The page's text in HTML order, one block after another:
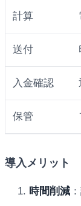
計算
送付
入金確認
保管
導入メリット
時間削減